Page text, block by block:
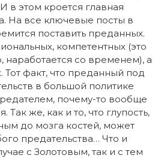
в этом кроется главная
На все ключевые посты в
поставить преданных.
компетентных (это
наработается со временем), а
факт, что преданный под
в большой политике
почему-то вообще
Так же, как и то, что глупость,
до мозга костей, может
предательства… Что и
с Золотовым, так и с тем